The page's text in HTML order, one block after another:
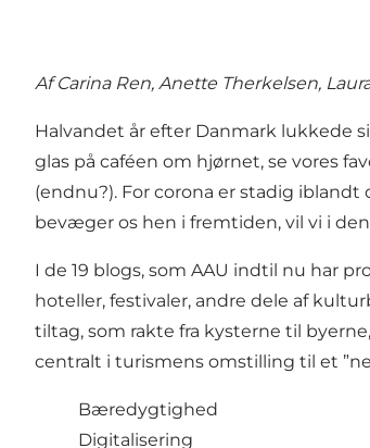
Af Carina Ren, Anette Therkelsen,
Halvandet år efter Danmark lukkede
glas på caféen om hjørnet, se vores
(endnu?). For corona er stadig iblandt
bevæger os hen i fremtiden, vil vi i
I de 19 blogs, som AAU indtil nu har
hoteller, festivaler, andre dele af
tiltag, som rakte fra kysterne til
centralt i turismens omstilling til et
Bæredygtighed
Digitalisering